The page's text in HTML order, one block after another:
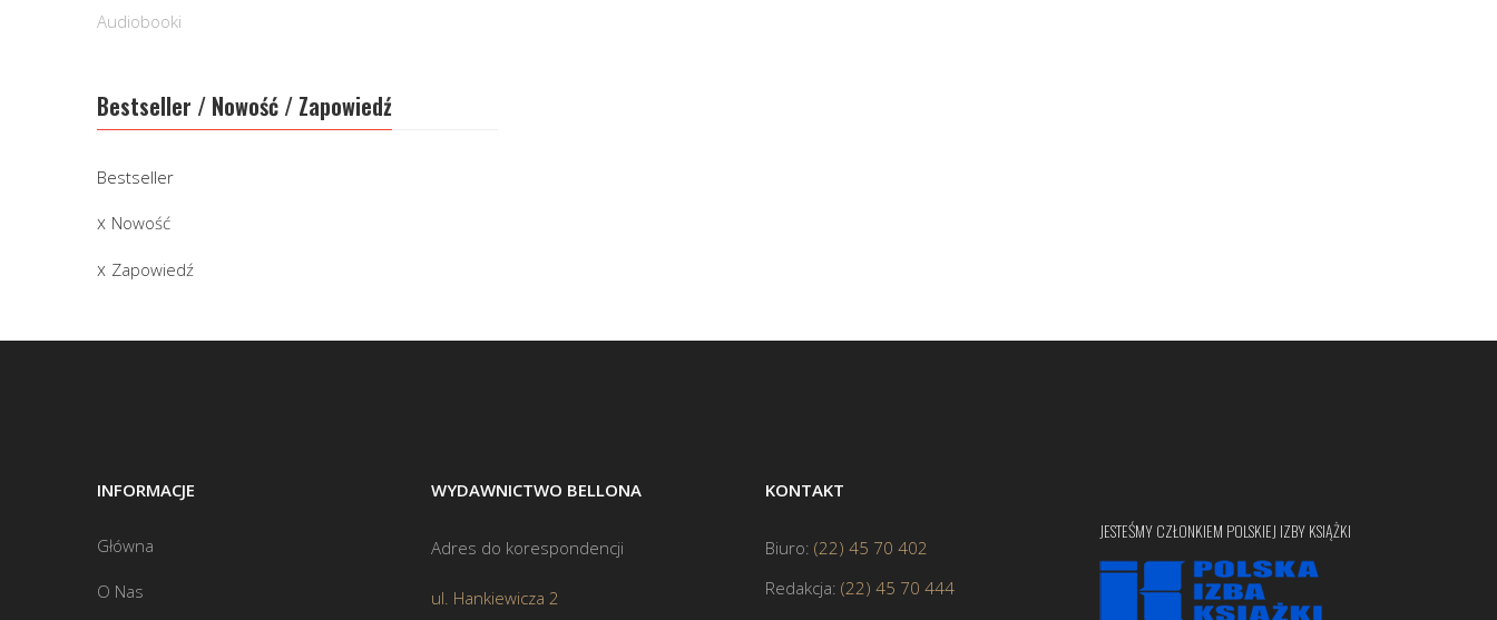
Audiobooki
Bestseller / Nowość / Zapowiedź
Bestseller
Nowość
Zapowiedź
INFORMACJE
Główna
O Nas
WYDAWNICTWO BELLONA
Adres do korespondencji
ul. Hankiewicza 2
KONTAKT
Biuro: (22) 45 70 402
Redakcja: (22) 45 70 444
JESTEŚMY CZŁONKIEM POLSKIEJ IZBY KSIĄŻKI